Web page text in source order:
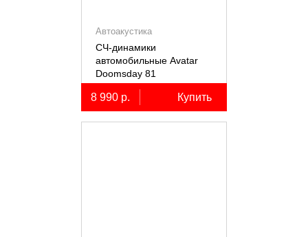
Автоакустика
СЧ-динамики
автомобильные Avatar
Doomsday 81
8 990 р. Купить